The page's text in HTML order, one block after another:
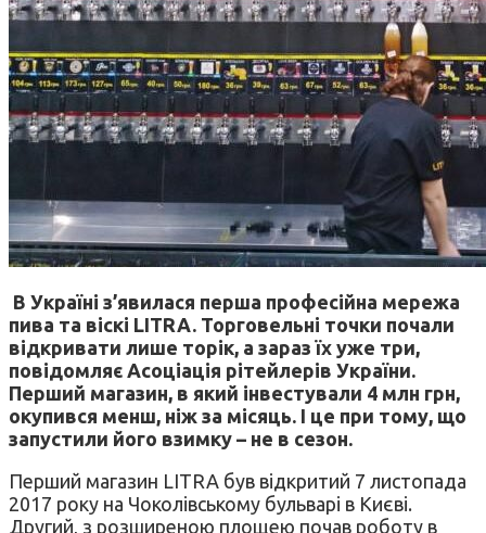
В Україні з’явилася перша професійна мережа
пива та віскі LITRA. Торговельні точки почали
відкривати лише торік, а зараз їх уже три,
повідомляє Асоціація рітейлерів України.
Перший магазин, в який інвестували 4 млн грн,
окупився менш, ніж за місяць. І це при тому, що
запустили його взимку – не в сезон.
Перший магазин LITRA був відкритий 7 листопада
2017 року на Чоколівському бульварі в Києві.
Другий, з розширеною площею почав роботу в